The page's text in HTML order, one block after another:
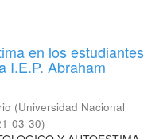
en los estudiantes
I.E.P. Abraham
(Universidad Nacional
03-30)